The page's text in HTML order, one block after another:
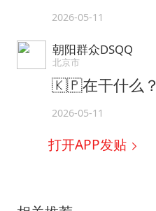
2026-05-11
朝阳群众DSQQ
北京市
🇰🇵在干什么？
2026-05-11
打开APP发贴